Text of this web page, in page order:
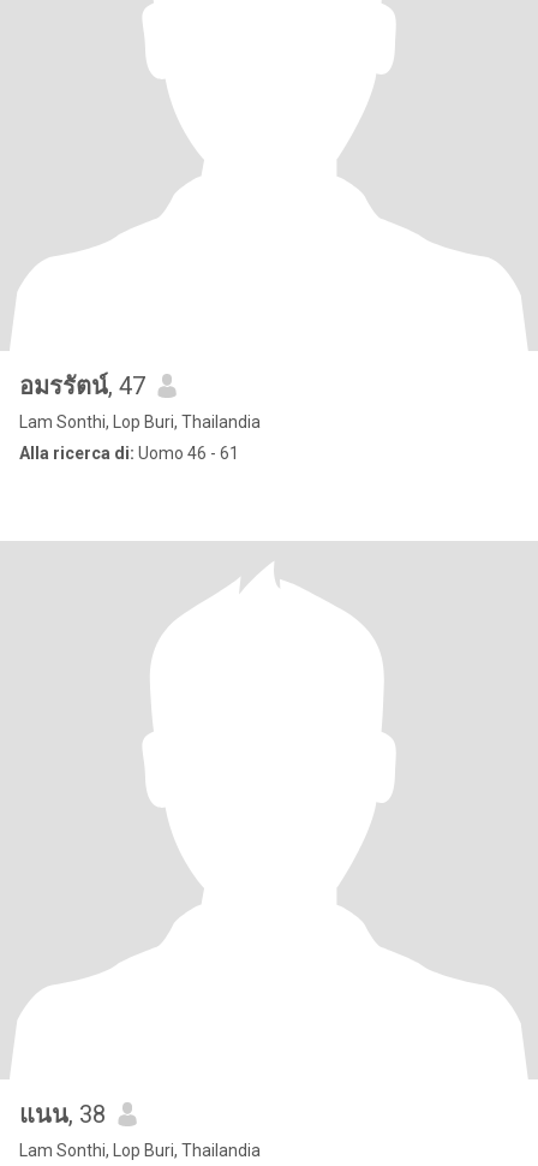
อมรรัตน์, 47
Lam Sonthi, Lop Buri, Thailandia
Alla ricerca di: Uomo 46 - 61
แนน, 38
Lam Sonthi, Lop Buri, Thailandia